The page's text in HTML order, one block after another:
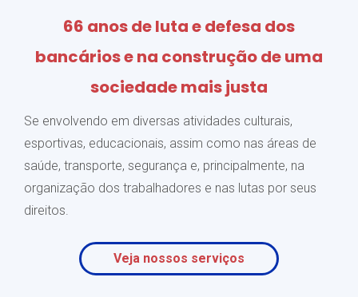
66 anos de luta e defesa dos
bancários e na construção de uma
sociedade mais justa
Se envolvendo em diversas atividades culturais,
esportivas, educacionais, assim como nas áreas de
saúde, transporte, segurança e, principalmente, na
organização dos trabalhadores e nas lutas por seus
direitos.
Veja nossos serviços